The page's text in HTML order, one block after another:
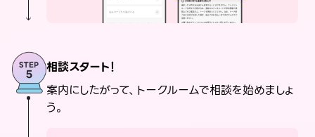
相談スタート！
案内にしたがって、トークルームで相談を始めましょ
う。